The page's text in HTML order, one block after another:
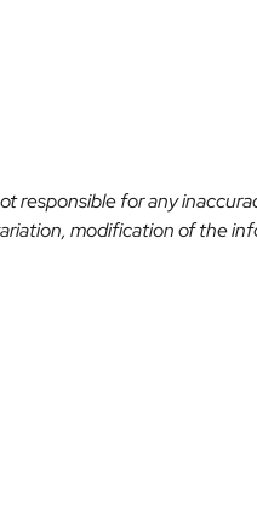
responsible for any
modification of the